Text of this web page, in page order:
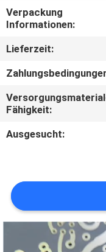
KONTAKT
UNS
NEUIGKEITEN
FÄLLE
SITEMAP
Verpackung
Informationen:
Lieferzeit:
Fähigkeit:
Ausgesucht: